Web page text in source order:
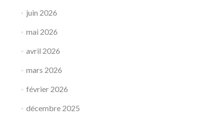
juin 2026
mai 2026
avril 2026
mars 2026
février 2026
décembre 2025